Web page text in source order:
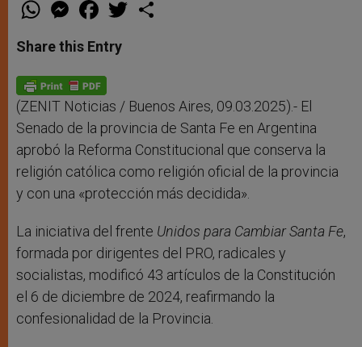
t
s
p
p
e
s
e
g
e
r
a
e
b
o
k
w
Share this Entry
(ZENIT Noticias / Buenos Aires, 09.03.2025).- El
Senado de la provincia de Santa Fe en Argentina
aprobó la Reforma Constitucional que conserva la
religión católica como religión oficial de la provincia
y con una «protección más decidida».
La iniciativa del frente Unidos para Cambiar Santa Fe,
formada por dirigentes del PRO, radicales y
socialistas, modificó 43 artículos de la Constitución
el 6 de diciembre de 2024, reafirmando la
confesionalidad de la Provincia.